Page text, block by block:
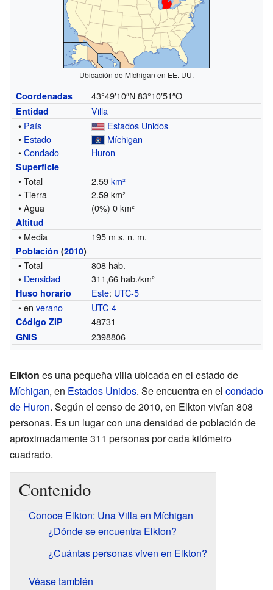
Ubicación de Míchigan en EE. UU.
Coordenadas 43°49′10″N 83°10′51″O
Entidad
Villa
• País
Estados Unidos
• Estado
Míchigan
•Condado Huron
Superficie
• Total 2.59km²
• Tierra
2.59 km²
• Agua
(0%) 0 km²
Altitud
• Media 195 m s. n. m.
Población (2010)
• Total
808 hab.
• Densidad 311,66 hab./km²
Huso horario Este: UTC-5
• enverano UTC-4
Código ZIP 48731
GNIS 2398806
Elkton es una pequeña villa ubicada en el estado de
Míchigan, en Estados Unidos. Se encuentra en el condado
de Huron. Según el censo de 2010, en Elkton vivían 808
personas. Es un lugar con una densidad de población de
aproximadamente 311 personas por cada kilómetro
cuadrado.
Contenido
Conoce Elkton: Una Villa en Míchigan
¿Dónde se encuentra Elkton?
¿Cuántas personas viven en Elkton?
Véase también